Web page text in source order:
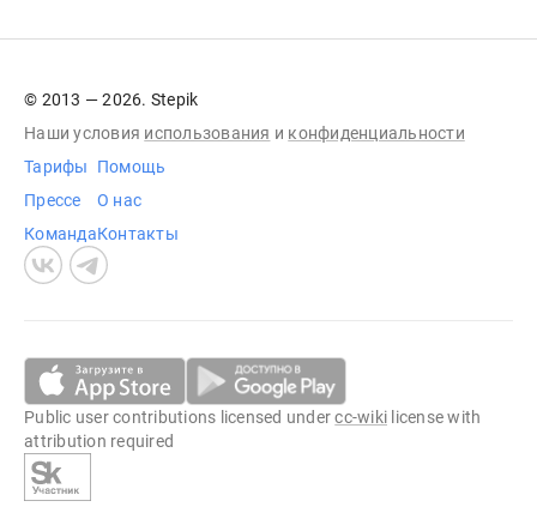
© 2013 — 2026. Stepik
Наши условия использования и конфиденциальности
Тарифы
Прессе
Команда
Помощь
О нас
Контакты
Public user contributions licensed undercc-wiki license with
attribution required